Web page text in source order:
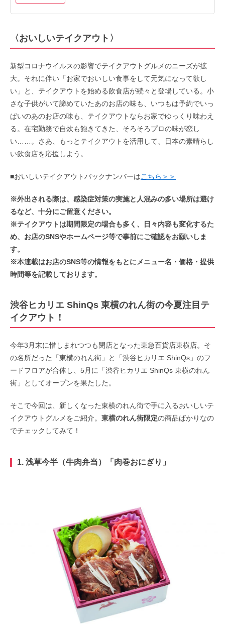
〈おいしいテイクアウト〉
新型コロナウイルスの影響でテイクアウトグルメのニーズが拡
大。それに伴い「お家でおいしい食事をして元気になって欲し
い」と、テイクアウトを始める飲食店が続々と登場している。小
さな子供がいて諦めていたあのお店の味も、いつもは予約でいっ
ぱいのあのお店の味も、テイクアウトならお家でゆっくり味わえ
る。在宅勤務で自炊も飽きてきた、そろそろプロの味が恋し
い……。さあ、もっとテイクアウトを活用して、日本の素晴らし
い飲食店を応援しよう。
■おいしいテイクアウトバックナンバーはこちら＞＞
※外出される際は、感染症対策の実施と人混みの多い場所は避け
るなど、十分にご留意ください。
※テイクアウトは期間限定の場合も多く、日々内容も変化するた
め、お店のSNSやホームページ等で事前にご確認をお願いしま
す。
※本連載はお店のSNS等の情報をもとにメニュー名・価格・提供
時間等を記載しております。
渋谷ヒカリエ ShinQs 東横のれん街の今夏注目テ
イクアウト！
今年3月末に惜しまれつつも閉店となった東急百貨店東横店。そ
の名所だった「東横のれん街」と「渋谷ヒカリエ ShinQs」のフ
ードフロアが合体し、5月に「渋谷ヒカリエ ShinQs 東横のれん
街」としてオープンを果たした。
そこで今回は、新しくなった東横のれん街で手に入るおいしいテ
イクアウトグルメをご紹介。 東横のれん街限定の商品ばかりなの
でチェックしてみて！
1. 浅草今半（牛肉弁当）「肉巻おにぎり」